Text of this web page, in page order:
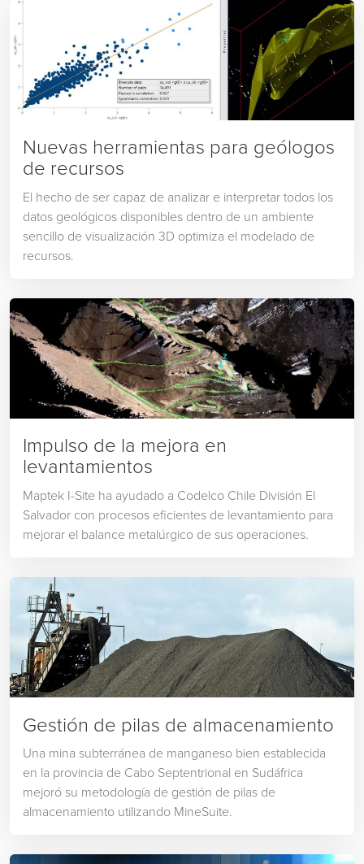
Nuevas herramientas para geólogos
de recursos
El hecho de ser capaz de analizar e interpretar todos los
datos geológicos disponibles dentro de un ambiente
sencillo de visualización 3D optimiza el modelado de
recursos.
Impulso de la mejora en
levantamientos
Maptek I-Site ha ayudado a Codelco Chile División El
Salvador con procesos eficientes de levantamiento para
mejorar el balance metalúrgico de sus operaciones.
Gestión de pilas de almacenamiento
Una mina subterránea de manganeso bien establecida
en la provincia de Cabo Septentrional en Sudáfrica
mejoró su metodología de gestión de pilas de
almacenamiento utilizando MineSuite.